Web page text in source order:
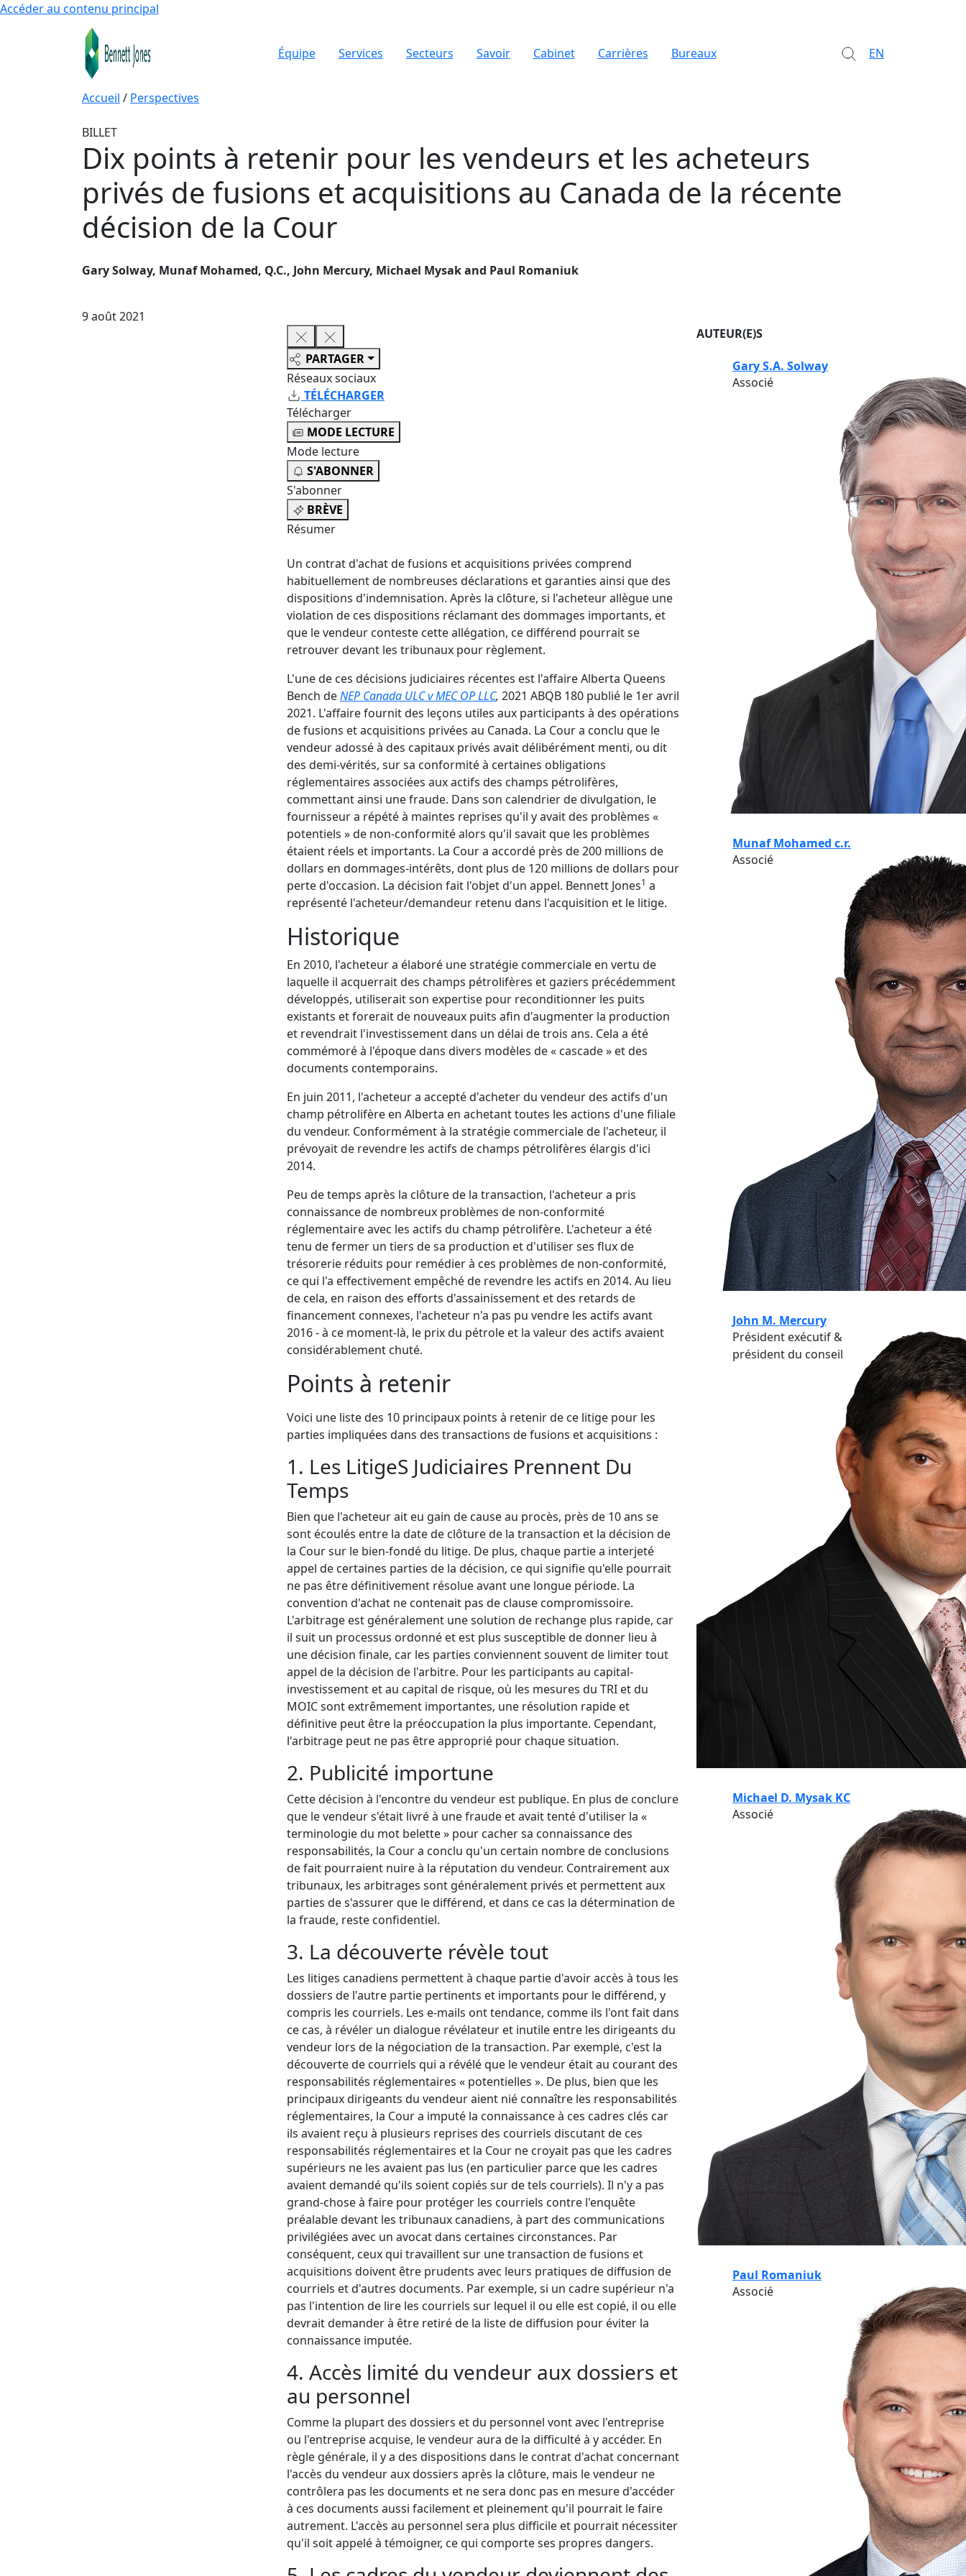
Accéder au contenu principal
Équipe Services Secteurs Savoir Cabinet Carrières Bureaux EN
Accueil / Perspectives
BILLET
Dix points à retenir pour les vendeurs et les acheteurs
privés de fusions et acquisitions au Canada de la récente
décision de la Cour
Gary Solway, Munaf Mohamed, Q.C., John Mercury, Michael Mysak and Paul Romaniuk
9 août 2021
PARTAGER
Réseaux sociaux
TÉLÉCHARGER
Télécharger
MODE LECTURE
Mode lecture
S'ABONNER
S'abonner
BRÈVE
Résumer
Un contrat d'achat de fusions et acquisitions privées comprend
habituellement de nombreuses déclarations et garanties ainsi que des
dispositions d'indemnisation. Après la clôture, si l'acheteur allègue une
violation de ces dispositions réclamant des dommages importants, et
que le vendeur conteste cette allégation, ce différend pourrait se
retrouver devant les tribunaux pour règlement.
L'une de ces décisions judiciaires récentes est l'affaire Alberta Queens
Bench deNEP Canada ULC v MEC OP LLC, 2021 ABQB 180 publié le 1er avril
2021. L'affaire fournit des leçons utiles aux participants à des opérations
de fusions et acquisitions privées au Canada. La Cour a conclu que le
vendeur adossé à des capitaux privés avait délibérément menti, ou dit
des demi-vérités, sur sa conformité à certaines obligations
réglementaires associées aux actifs des champs pétrolifères,
commettant ainsi une fraude. Dans son calendrier de divulgation, le
fournisseur a répété à maintes reprises qu'il y avait des problèmes «
potentiels » de non-conformité alors qu'il savait que les problèmes
étaient réels et importants. La Cour a accordé près de 200 millions de
dollars en dommages-intérêts, dont plus de 120 millions de dollars pour
perte d'occasion. La décision fait l'objet d'un appel. Bennett Jones1 a
représenté l'acheteur/demandeur retenu dans l'acquisition et le litige.
Historique
En 2010, l'acheteur a élaboré une stratégie commerciale en vertu de
laquelle il acquerrait des champs pétrolifères et gaziers précédemment
développés, utiliserait son expertise pour reconditionner les puits
existants et forerait de nouveaux puits afin d'augmenter la production
et revendrait l'investissement dans un délai de trois ans. Cela a été
commémoré à l'époque dans divers modèles de « cascade » et des
documents contemporains.
En juin 2011, l'acheteur a accepté d'acheter du vendeur des actifs d'un
champ pétrolifère en Alberta en achetant toutes les actions d'une filiale
du vendeur. Conformément à la stratégie commerciale de l'acheteur, il
prévoyait de revendre les actifs de champs pétrolifères élargis d'ici
2014.
Peu de temps après la clôture de la transaction, l'acheteur a pris
connaissance de nombreux problèmes de non-conformité
réglementaire avec les actifs du champ pétrolifère. L'acheteur a été
tenu de fermer un tiers de sa production et d'utiliser ses flux de
trésorerie réduits pour remédier à ces problèmes de non-conformité,
ce qui l'a effectivement empêché de revendre les actifs en 2014. Au lieu
de cela, en raison des efforts d'assainissement et des retards de
financement connexes, l'acheteur n'a pas pu vendre les actifs avant
2016 - à ce moment-là, le prix du pétrole et la valeur des actifs avaient
considérablement chuté.
Points à retenir
Voici une liste des 10 principaux points à retenir de ce litige pour les
parties impliquées dans des transactions de fusions et acquisitions :
1. Les LitigeS Judiciaires Prennent Du
Temps
Bien que l'acheteur ait eu gain de cause au procès, près de 10 ans se
sont écoulés entre la date de clôture de la transaction et la décision de
la Cour sur le bien-fondé du litige. De plus, chaque partie a interjeté
appel de certaines parties de la décision, ce qui signifie qu'elle pourrait
ne pas être définitivement résolue avant une longue période. La
convention d'achat ne contenait pas de clause compromissoire.
L'arbitrage est généralement une solution de rechange plus rapide, car
il suit un processus ordonné et est plus susceptible de donner lieu à
une décision finale, car les parties conviennent souvent de limiter tout
appel de la décision de l'arbitre. Pour les participants au capital-
investissement et au capital de risque, où les mesures du TRI et du
MOIC sont extrêmement importantes, une résolution rapide et
définitive peut être la préoccupation la plus importante. Cependant,
l'arbitrage peut ne pas être approprié pour chaque situation.
2. Publicité importune
Cette décision à l'encontre du vendeur est publique. En plus de conclure
que le vendeur s'était livré à une fraude et avait tenté d'utiliser la «
terminologie du mot belette » pour cacher sa connaissance des
responsabilités, la Cour a conclu qu'un certain nombre de conclusions
de fait pourraient nuire à la réputation du vendeur. Contrairement aux
tribunaux, les arbitrages sont généralement privés et permettent aux
parties de s'assurer que le différend, et dans ce cas la détermination de
la fraude, reste confidentiel.
3. La découverte révèle tout
Les litiges canadiens permettent à chaque partie d'avoir accès à tous les
dossiers de l'autre partie pertinents et importants pour le différend, y
compris les courriels. Les e-mails ont tendance, comme ils l'ont fait dans
ce cas, à révéler un dialogue révélateur et inutile entre les dirigeants du
vendeur lors de la négociation de la transaction. Par exemple, c'est la
découverte de courriels qui a révélé que le vendeur était au courant des
responsabilités réglementaires « potentielles ». De plus, bien que les
principaux dirigeants du vendeur aient nié connaître les responsabilités
réglementaires, la Cour a imputé la connaissance à ces cadres clés car
ils avaient reçu à plusieurs reprises des courriels discutant de ces
responsabilités réglementaires et la Cour ne croyait pas que les cadres
supérieurs ne les avaient pas lus (en particulier parce que les cadres
avaient demandé qu'ils soient copiés sur de tels courriels). Il n'y a pas
grand-chose à faire pour protéger les courriels contre l'enquête
préalable devant les tribunaux canadiens, à part des communications
privilégiées avec un avocat dans certaines circonstances. Par
conséquent, ceux qui travaillent sur une transaction de fusions et
acquisitions doivent être prudents avec leurs pratiques de diffusion de
courriels et d'autres documents. Par exemple, si un cadre supérieur n'a
pas l'intention de lire les courriels sur lequel il ou elle est copié, il ou elle
devrait demander à être retiré de la liste de diffusion pour éviter la
connaissance imputée.
4. Accès limité du vendeur aux dossiers et
au personnel
Comme la plupart des dossiers et du personnel vont avec l'entreprise
ou l'entreprise acquise, le vendeur aura de la difficulté à y accéder. En
règle générale, il y a des dispositions dans le contrat d'achat concernant
l'accès du vendeur aux dossiers après la clôture, mais le vendeur ne
contrôlera pas les documents et ne sera donc pas en mesure d'accéder
à ces documents aussi facilement et pleinement qu'il pourrait le faire
autrement. L'accès au personnel sera plus difficile et pourrait nécessiter
qu'il soit appelé à témoigner, ce qui comporte ses propres dangers.
AUTEUR(E)S
Gary S.A. Solway
Associé
Munaf Mohamed c.r.
Associé
John M. Mercury
Président exécutif &
président du conseil
Michael D. Mysak KC
Associé
Paul Romaniuk
Associé